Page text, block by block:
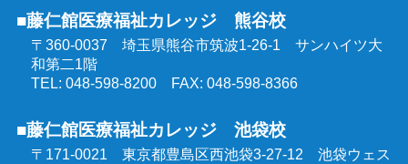
東京都委託 公共職業訓練
■藤仁館医療福祉カレッジ 熊谷校
〒360-0037 埼玉県熊谷市筑波1-26-1 サンハイツ大
和第二1階
TEL: 048-598-8200 FAX: 048-598-8366
■藤仁館医療福祉カレッジ 池袋校
〒171-0021 東京都豊島区西池袋3-27-12 池袋ウェス